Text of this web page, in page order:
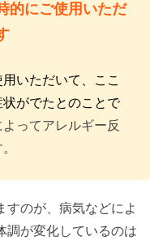
的にご使用いただ
いただいて、ここ
がでたとのことで
ってアレルギー反
すのが、病気などによ
調が変化しているのは